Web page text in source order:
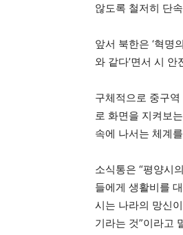
않도록 철저히 단
앞서 북한은 ‘혁명
와 같다’면서 시
구체적으로 중구
로 화면을 지켜보
속에 나서는 체계
소식통은 “평양시
들에게 생활비를
시는 나라의 망신
기라는 것”이라고